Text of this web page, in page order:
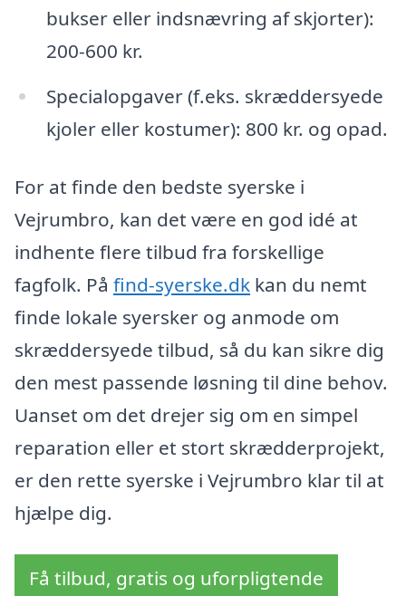
bukser eller indsnævring af skjorter):
200-600 kr.
Specialopgaver (f.eks. skræddersyede
kjoler eller kostumer): 800 kr. og opad.
For at finde den bedste syerske i
Vejrumbro, kan det være en god idé at
indhente flere tilbud fra forskellige
fagfolk. På find-syerske.dk kan du nemt
finde lokale syersker og anmode om
skræddersyede tilbud, så du kan sikre dig
den mest passende løsning til dine behov.
Uanset om det drejer sig om en simpel
reparation eller et stort skrædderprojekt,
er den rette syerske i Vejrumbro klar til at
hjælpe dig.
Få tilbud, gratis og uforpligtende